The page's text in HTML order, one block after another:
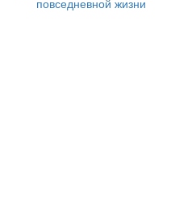
повседневной жизни